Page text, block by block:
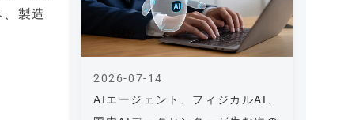
製造
AIエージェント、フィジカルAI、
2026-07-14